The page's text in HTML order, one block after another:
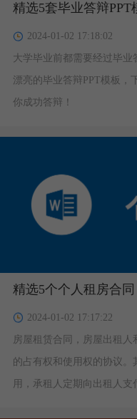
精选5套毕业答辩PPT
2024-01-02 17:18:02
大学毕业前都需要经过毕
漂亮的毕业答辩PPT模板，
你成功答辩！
精选5个个人租房合
2024-01-02 17:17:22
房屋租赁合同，房屋出租
的占有权和使用权的协议
用，承租人定期向出租人支